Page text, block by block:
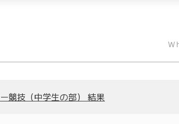
競技（中学生の部） 結果